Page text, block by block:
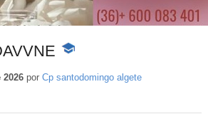
-
educativo
2026por Cp santodomingo algete